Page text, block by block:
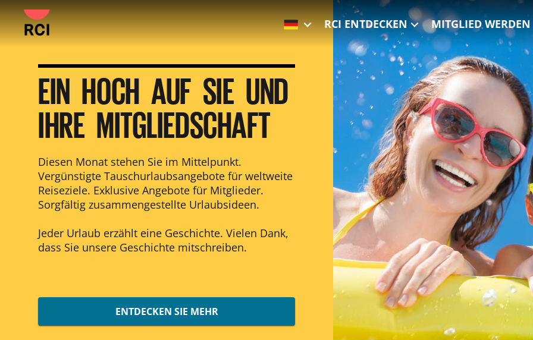
Direkt
zum
Hauptinhalt
RCI ENTDECKEN MITGLIED
EIN HOCH AUF SIE UND
IHRE MITGLIEDSCHAFT
Diesen Monat stehen Sie im Mittelpunkt.
Vergünstigte Tauschurlaubsangebote für weltweite
Reiseziele. Exklusive Angebote für Mitglieder.
Sorgfältig zusammengestellte Urlaubsideen.
Jeder Urlaub erzählt eine Geschichte. Vielen Dank,
dass Sie unsere Geschichte mitschreiben.
ENTDECKEN SIE MEHR